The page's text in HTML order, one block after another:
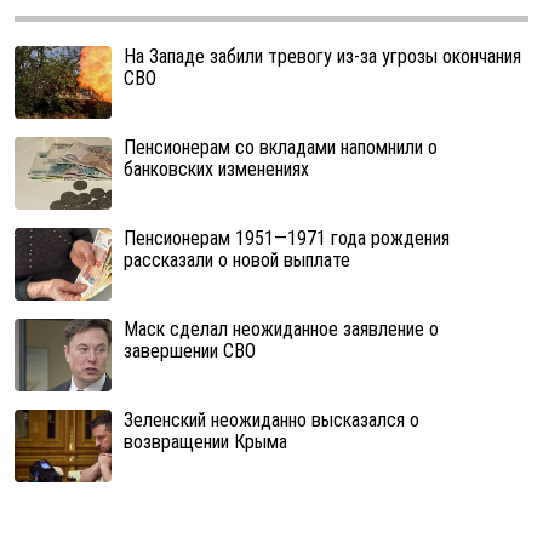
На Западе забили тревогу из-за угрозы окончания
СВО
Пенсионерам со вкладами напомнили о
банковских изменениях
Пенсионерам 1951—1971 года рождения
рассказали о новой выплате
Маск сделал неожиданное заявление о
завершении СВО
Зеленский неожиданно высказался о
возвращении Крыма